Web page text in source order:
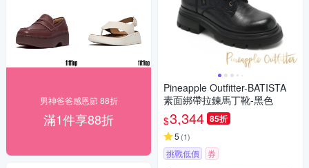
男神爸爸感恩節 88折
滿1件享88折
Pineapple Outfitter-BATISTA
素面綁帶拉鍊馬丁靴-黑色
$3,344 85折
5 (1)
挑戰低價 券